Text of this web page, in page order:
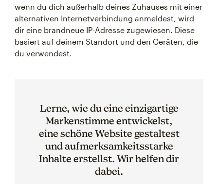
wenn du dich außerhalb deines Zuhauses mit einer
alternativen Internetverbindung anmeldest, wird
dir eine brandneue IP-Adresse zugewiesen. Diese
basiert auf deinem Standort und den Geräten, die
du verwendest.
Lerne, wie du eine einzigartige
Markenstimme entwickelst,
eine schöne Website gestaltest
und aufmerksamkeitsstarke
Inhalte erstellst. Wir helfen dir
dabei.